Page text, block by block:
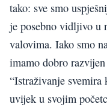
tako: sve smo
je posebno vidljivo u
valovima. Iako smo
imamo dobro
“Istraživanje
uvijek u svojim